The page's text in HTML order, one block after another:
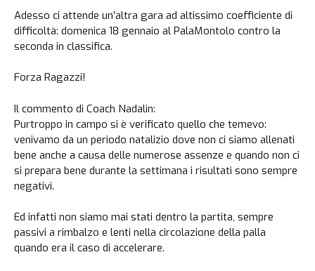
Adesso ci attende un’altra gara ad altissimo coefficiente di
difficoltà: domenica 18 gennaio al PalaMontolo contro la
seconda in classifica.
Forza Ragazzi!
Il commento di Coach Nadalin:
Purtroppo in campo si è verificato quello che temevo:
venivamo da un periodo natalizio dove non ci siamo allenati
bene anche a causa delle numerose assenze e quando non ci
si prepara bene durante la settimana i risultati sono sempre
negativi.
Ed infatti non siamo mai stati dentro la partita, sempre
passivi a rimbalzo e lenti nella circolazione della palla
quando era il caso di accelerare.